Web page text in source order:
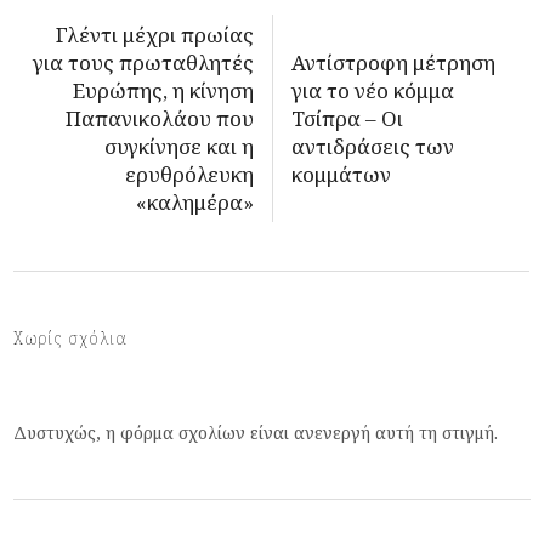
Γλέντι μέχρι πρωίας
για τους πρωταθλητές
Ευρώπης, η κίνηση
Παπανικολάου που
συγκίνησε και η
ερυθρόλευκη
«καλημέρα»
Αντίστροφη μέτρηση
για το νέο κόμμα
Τσίπρα – Οι
αντιδράσεις των
κομμάτων
Χωρίς σχόλια
Δυστυχώς, η φόρμα σχολίων είναι ανενεργή αυτή τη στιγμή.